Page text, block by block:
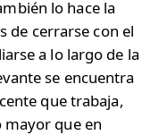
lo hace la
de cerrarse con el
a lo largo de la
se encuentra
que trabaja,
mayor que en